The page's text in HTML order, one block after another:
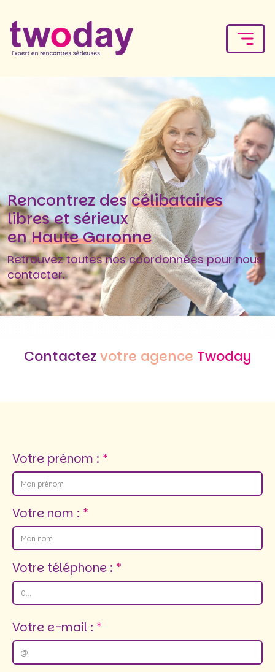
Rencontrez descélibataires
libres et sérieux
enHaute Garonne
Retrouvez toutes nos coordonnées pour nous
contacter.
Contactez votre agence Twoday
Votre prénom :
Votre nom :
Votre téléphone :
Votre e-mail :